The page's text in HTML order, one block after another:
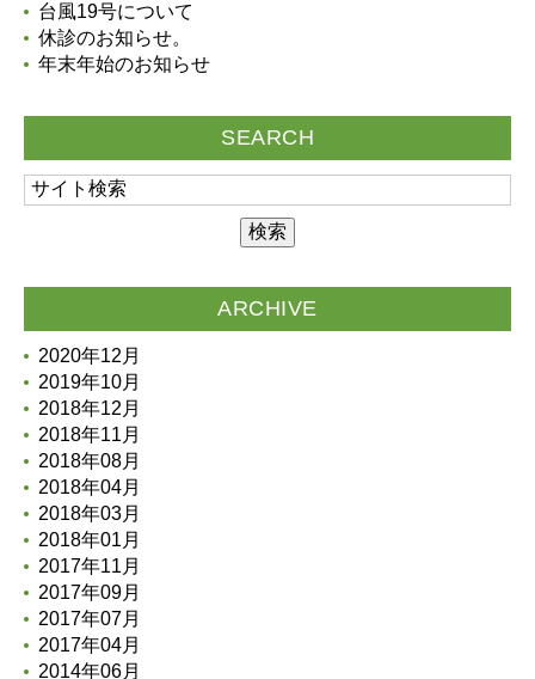
台風19号について
休診のお知らせ。
年末年始のお知らせ
SEARCH
ARCHIVE
2020年12月
2019年10月
2018年12月
2018年11月
2018年08月
2018年04月
2018年03月
2018年01月
2017年11月
2017年09月
2017年07月
2017年04月
2014年06月